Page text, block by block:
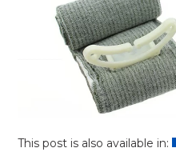
This post is also available in: